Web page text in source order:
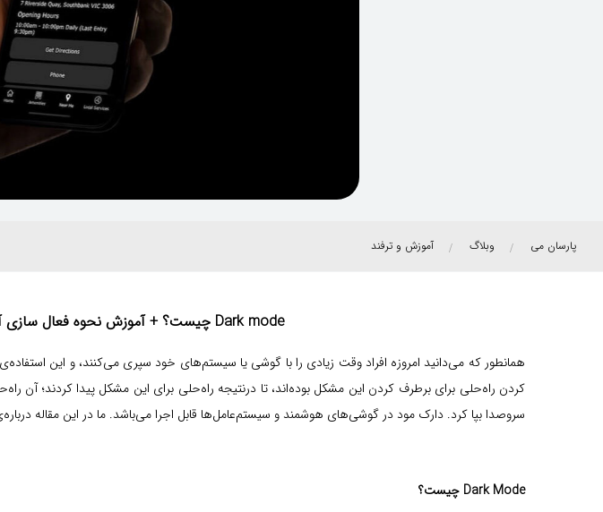
پارسان می وبلاگ آموزش و ترفند
Dark mode چیست؟ + آموزش نحوه فعال سازی آن در iOS, iPadOS, macOS, Android, Windows
همانطور که می‌دانید امروزه افراد وقت زیادی را با گوشی یا سیستم‌های خود سپری می‌کنند، و این
سروصدا بپا کرد. دارک مود در گوشی‌های هوشمند و سیستم‌عامل‌ها قابل اجرا می‌باشد. ما در این مقاله
Dark Mode چیست؟